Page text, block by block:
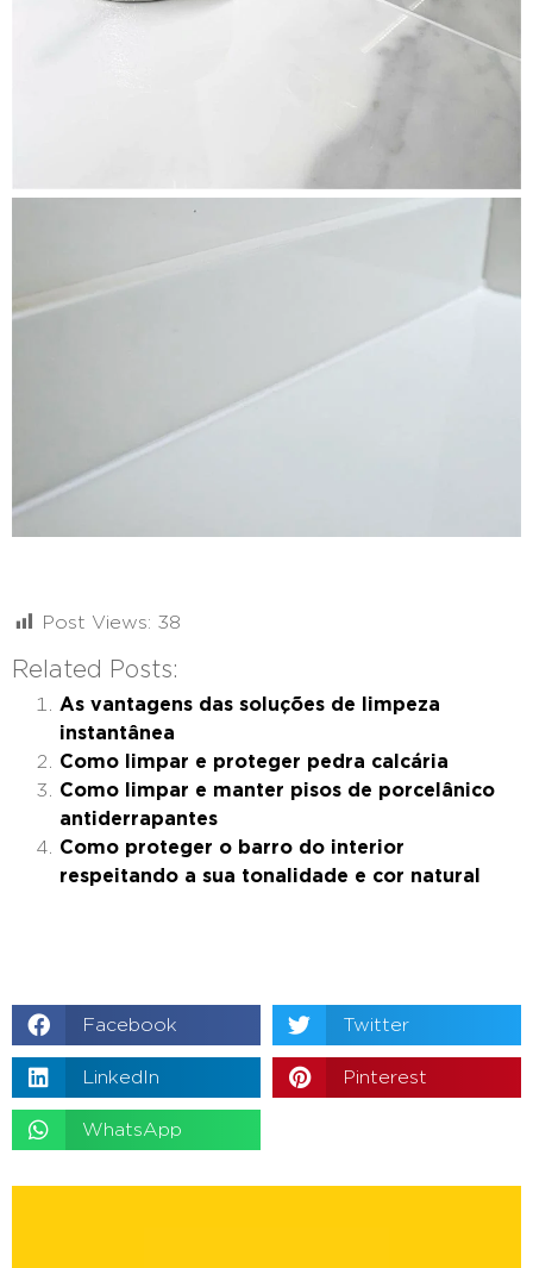
Post Views: 38
Related Posts:
As vantagens das soluções de limpeza
instantânea
Como limpar e proteger pedra calcária
Como limpar e manter pisos de porcelânico
antiderrapantes
Como proteger o barro do interior
respeitando a sua tonalidade e cor natural
Facebook Twitter
LinkedIn Pinterest
WhatsApp